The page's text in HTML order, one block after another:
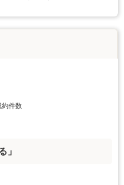
約件数
」